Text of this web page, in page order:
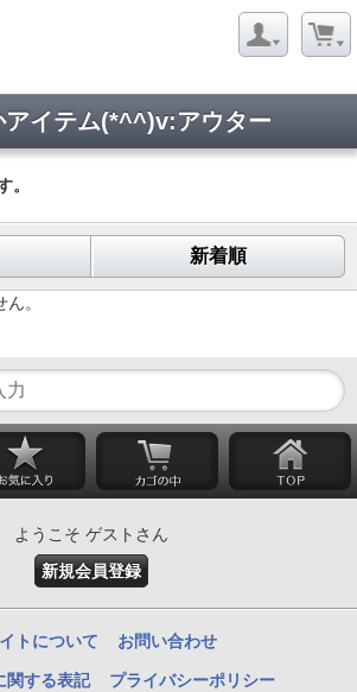
アイテム(*^^)v:アウター
。
新着順
。
ようこそ ゲストさん
新規会員登録
トについて お問い合わせ
関する表記 プライバシーポリシー